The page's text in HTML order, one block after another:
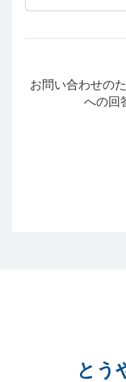
お問い合わせの
への回
とう